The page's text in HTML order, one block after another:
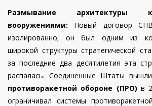
Размывание архитектуры
вооружениями: Новый договор
изолированно; он был одним из
широкой структуры стратегической
за последние два десятилетия эта
распалась. Соединенные Штаты
противоракетной обороне (ПРО) в
ограничивал системы